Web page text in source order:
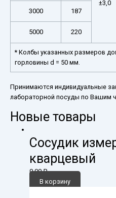
±3,0
3000
187
5000 220
* Колбы указанных размеров
горловины d = 50 мм.
Принимаются индивидуальные
лабораторной посуды по Вашим
Новые товары
Сосудик
кварцевый
0,00₽
В корзину